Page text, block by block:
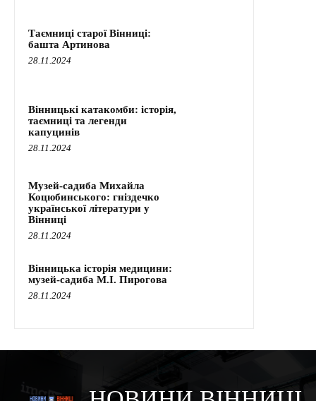
Таємниці старої Вінниці:
башта Артинова
28.11.2024
Вінницькі катакомби: історія,
таємниці та легенди
капуцинів
28.11.2024
Музей-садиба Михайла
Коцюбинського: гніздечко
української літератури у
Вінниці
28.11.2024
Вінницька історія медицини:
музей-садиба М.І. Пирогова
28.11.2024